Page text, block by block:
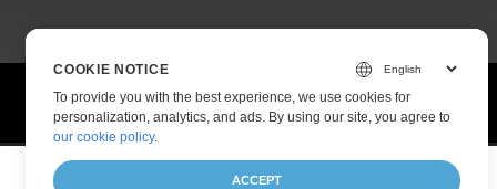
© Aspose Pty Ltd 2001-2026.
All Rights Reserved.
Privacy Policy Terms of use Contact
COOKIE NOTICE
To provide you with the best experience, we use cookies for
personalization, analytics, and ads. By using our site, you agree to
our cookie policy.
ACCEPT